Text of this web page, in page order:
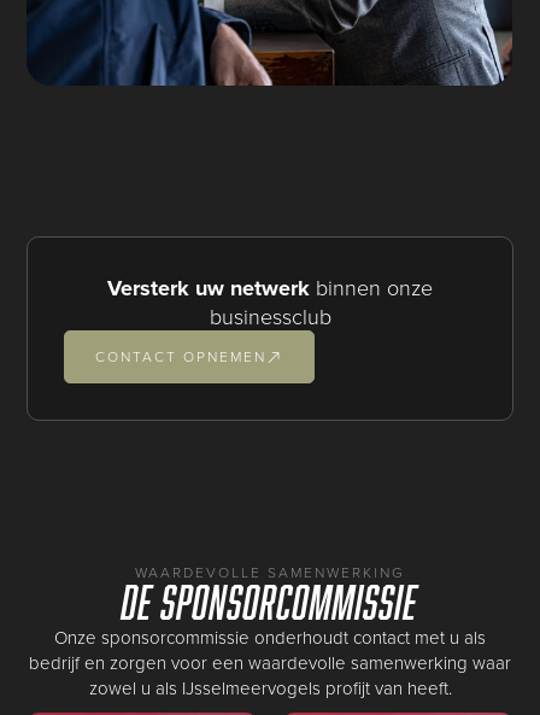
Versterk uw netwerk binnen onze
businessclub
CONTACT OPNEMEN
WAARDEVOLLE SAMENWERKING
De sponsorcommissie
Onze sponsorcommissie onderhoudt contact met u als
bedrijf en zorgen voor een waardevolle samenwerking waar
zowel u als IJsselmeervogels profijt van heeft.